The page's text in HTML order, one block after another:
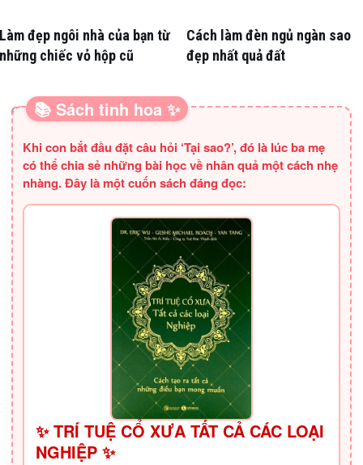
Làm đẹp ngôi nhà của bạn từ
những chiếc vỏ hộp cũ
Cách làm đèn ngủ ngàn sao
đẹp nhất quả đất
SÁCH HAY CHO BA MẸ
📚 Sách tinh hoa ✨
Khi con bắt đầu đặt câu hỏi ‘Tại sao?’, đó là lúc ba mẹ
có thể chia sẻ những bài học về nhân quả một cách nhẹ
nhàng. Đây là một cuốn sách đáng đọc:
✨ TRÍ TUỆ CỔ XƯA TẤT CẢ CÁC LOẠI
NGHIỆP ✨